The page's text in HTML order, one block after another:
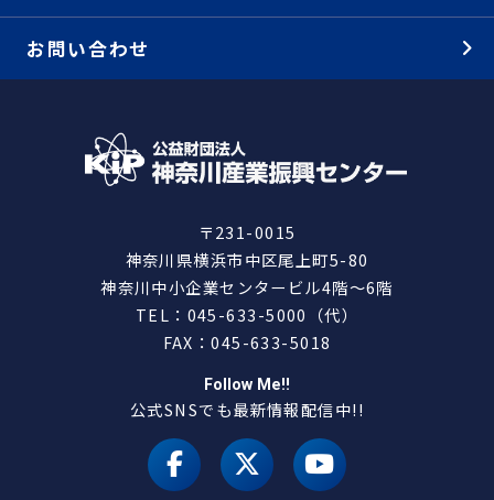
お問い合わせ
〒231-0015
神奈川県横浜市中区尾上町5-80
神奈川中小企業センタービル4階～6階
TEL：045-633-5000（代）
FAX：045-633-5018
Follow Me!!
公式SNSでも最新情報配信中!!
facebookX（旧 twitter）
youtube